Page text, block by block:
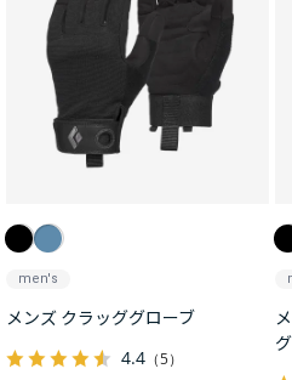
men's
メンズ クラッググローブ
4.4 （5）